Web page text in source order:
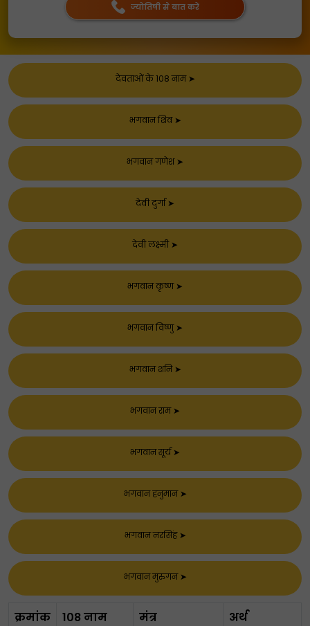
ज्योतिषी से बात करें
देवताओं के 108 नाम➤
भगवान शिव➤
भगवान गणेश➤
देवी दुर्गा➤
देवी लक्ष्मी➤
भगवान कृष्ण➤
भगवान विष्णु➤
भगवान शनि➤
भगवान राम➤
भगवान सूर्य➤
भगवान हनुमान➤
भगवान नरसिंह➤
भगवान मुरुगन➤
क्रमांक 108 नाम मंत्र
अर्थ